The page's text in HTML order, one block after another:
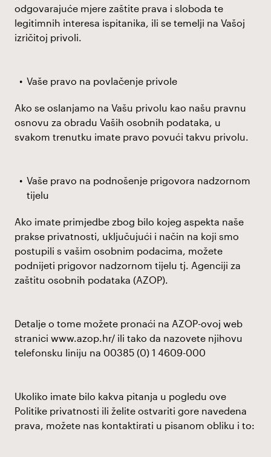
odgovarajuće mjere zaštite prava i sloboda te
legitimnih interesa ispitanika, ili se temelji na Vašoj
izričitoj privoli.
Vaše pravo na povlačenje privole
Ako se oslanjamo na Vašu privolu kao našu pravnu
osnovu za obradu Vaših osobnih podataka, u
svakom trenutku imate pravo povući takvu privolu.
Vaše pravo na podnošenje prigovora nadzornom
tijelu
Ako imate primjedbe zbog bilo kojeg aspekta naše
prakse privatnosti, uključujući i način na koji smo
postupili s vašim osobnim podacima, možete
podnijeti prigovor nadzornom tijelu tj. Agenciji za
zaštitu osobnih podataka (AZOP).
Detalje o tome možete pronaći na AZOP-ovoj web
stranici www.azop.hr/ ili tako da nazovete njihovu
telefonsku liniju na 00385 (0) 1 4609-000
Ukoliko imate bilo kakva pitanja u pogledu ove
Politike privatnosti ili želite ostvariti gore navedena
prava, možete nas kontaktirati u pisanom obliku i to: